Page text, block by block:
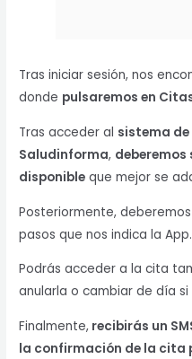
Tras iniciar sesión, nos
donde pulsaremos en
Tras acceder al sistema
Saludinforma, deberemos
disponible que mejor se
Posteriormente,
pasos que nos indica la App.
Podrás acceder a la cita
anularla o cambiar de día
Finalmente, recibirás un
la confirmación de la cita